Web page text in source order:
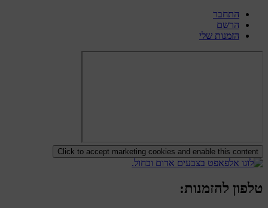
התחבר
הרשם
הזמנות שלי
Click to accept marketing cookies and enable this content
טלפון להזמנות: